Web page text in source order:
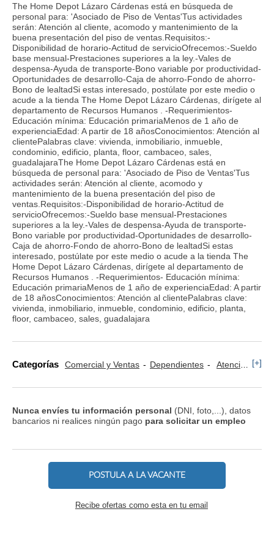
The Home Depot Lázaro Cárdenas está en búsqueda de
personal para: 'Asociado de Piso de Ventas'Tus actividades
serán: Atención al cliente, acomodo y mantenimiento de la
buena presentación del piso de ventas.Requisitos:-
Disponibilidad de horario-Actitud de servicioOfrecemos:-Sueldo
base mensual-Prestaciones superiores a la ley.-Vales de
despensa-Ayuda de transporte-Bono variable por productividad-
Oportunidades de desarrollo-Caja de ahorro-Fondo de ahorro-
Bono de lealtadSi estas interesado, postúlate por este medio o
acude a la tienda The Home Depot Lázaro Cárdenas, dirígete al
departamento de Recursos Humanos . -Requerimientos-
Educación mínima: Educación primariaMenos de 1 año de
experienciaEdad: A partir de 18 añosConocimientos: Atención al
clientePalabras clave: vivienda, inmobiliario, inmueble,
condominio, edificio, planta, floor, cambaceo, sales,
guadalajaraThe Home Depot Lázaro Cárdenas está en
búsqueda de personal para: 'Asociado de Piso de Ventas'Tus
actividades serán: Atención al cliente, acomodo y
mantenimiento de la buena presentación del piso de
ventas.Requisitos:-Disponibilidad de horario-Actitud de
servicioOfrecemos:-Sueldo base mensual-Prestaciones
superiores a la ley.-Vales de despensa-Ayuda de transporte-
Bono variable por productividad-Oportunidades de desarrollo-
Caja de ahorro-Fondo de ahorro-Bono de lealtadSi estas
interesado, postúlate por este medio o acude a la tienda The
Home Depot Lázaro Cárdenas, dirígete al departamento de
Recursos Humanos . -Requerimientos- Educación mínima:
Educación primariaMenos de 1 año de experienciaEdad: A partir
de 18 añosConocimientos: Atención al clientePalabras clave:
vivienda, inmobiliario, inmueble, condominio, edificio, planta,
floor, cambaceo, sales, guadalajara
Categorías Comercial y Ventas Dependientes Atención al Cliente [+]
Nunca envíes tu información personal (DNI, foto,...), datos
bancarios ni realices ningún pago para solicitar un empleo
POSTULA A LA VACANTE
Recibe ofertas como esta en tu email